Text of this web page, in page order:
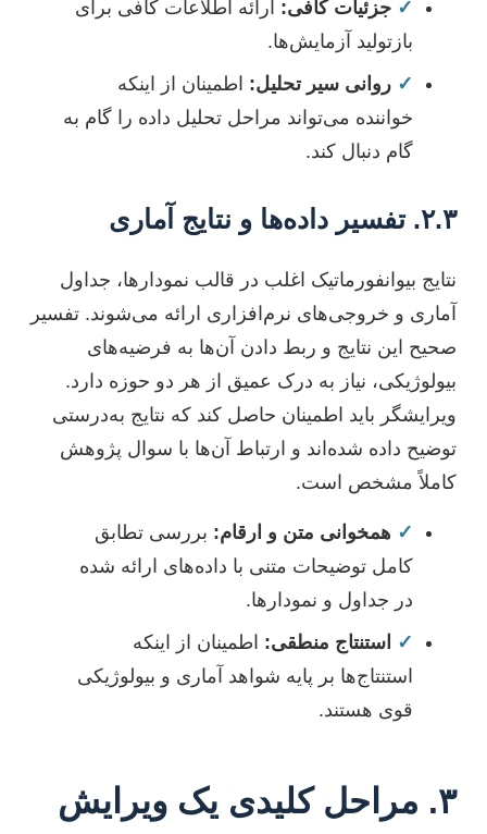
✓ جزئیات کافی: ارائه اطلاعات کافی برای
بازتولید آزمایش‌ها.
✓ روانی سیر تحلیل: اطمینان از اینکه
خواننده می‌تواند مراحل تحلیل داده را گام به
گام دنبال کند.
۲.۳. تفسیر داده‌ها و نتایج آماری
نتایج بیوانفورماتیک اغلب در قالب نمودارها، جداول
آماری و خروجی‌های نرم‌افزاری ارائه می‌شوند. تفسیر
صحیح این نتایج و ربط دادن آن‌ها به فرضیه‌های
بیولوژیکی، نیاز به درک عمیق از هر دو حوزه دارد.
ویرایشگر باید اطمینان حاصل کند که نتایج به‌درستی
توضیح داده شده‌اند و ارتباط آن‌ها با سوال پژوهش
کاملاً مشخص است.
✓ همخوانی متن و ارقام: بررسی تطابق
کامل توضیحات متنی با داده‌های ارائه شده
در جداول و نمودارها.
✓ استنتاج منطقی: اطمینان از اینکه
استنتاج‌ها بر پایه شواهد آماری و بیولوژیکی
قوی هستند.
۳. مراحل کلیدی یک ویرایش